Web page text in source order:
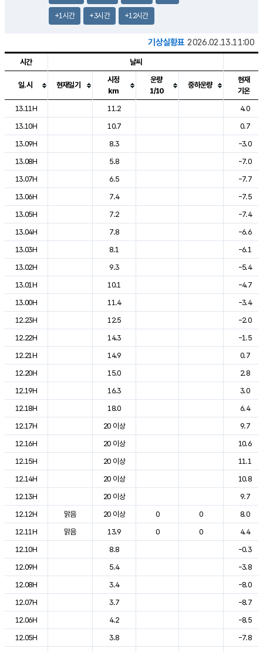
+1시간 +3시간 +12시간
기상실황표 2026.02.13.11:00
도시별 기상실황표로 지점, 날씨, 기온, 강수, 바람, 기압등을 안내한 표입
시간 날씨
일.시 현재일기
시정
km
운량
1/10
중하운량
현재
기온
13.11H
11.2
4.0
13.10H
10.7
0.7
13.09H
8.3
-3.0
13.08H
5.8
-7.0
13.07H
6.5
-7.7
13.06H
7.4
-7.5
13.05H
7.2
-7.4
13.04H
7.8
-6.6
13.03H
8.1
-6.1
13.02H
9.3
-5.4
13.01H
10.1
-4.7
13.00H
11.4
-3.4
12.23H
12.5
-2.0
12.22H
14.3
-1.5
12.21H
14.9
0.7
12.20H
15.0
2.8
12.19H
16.3
3.0
12.18H
18.0
6.4
12.17H
20 이상
9.7
12.16H
20 이상
10.6
12.15H
20 이상
11.1
12.14H
20 이상
10.8
12.13H
20 이상
9.7
12.12H
맑음 20 이상 0 0
8.0
12.11H
맑음 13.9 0 0
4.4
12.10H
8.8
-0.3
12.09H
5.4
-3.8
12.08H
3.4
-8.0
12.07H
3.7
-8.7
12.06H
4.2
-8.5
12.05H
3.8
-7.8